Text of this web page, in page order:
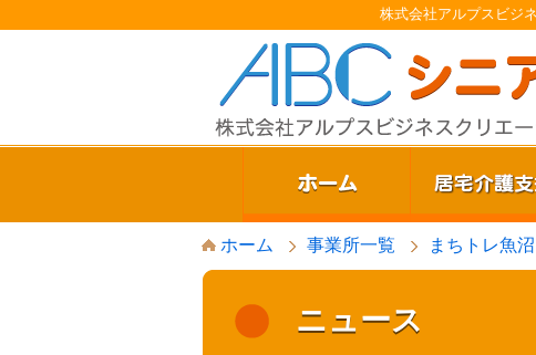
株式会社アルプスビジ
ホーム 事業所一覧 まちトレ魚沼
ニュース